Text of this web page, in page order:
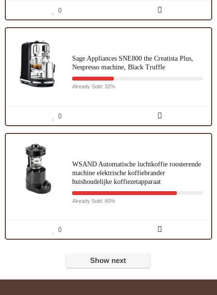
0
Sage Appliances SNE800 the Creatista Plus,
Nespresso machine, Black Truffle
Already Sold: 32%
0
WSAND Automatische luchtkoffie roosterende
machine elektrische koffiebrander
huishoudelijke koffiezetapparaat
Already Sold: 80%
0
Show next